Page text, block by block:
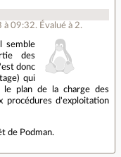
à 09:32. Évalué à 2.
semble
des
donc
qui
le plan de la charge des
procédures d'exploitation
de Podman.